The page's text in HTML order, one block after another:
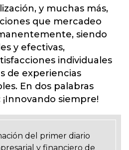
y muchas más,
que mercadeo
siendo
y efectivas,
individuales
de experiencias
En dos palabras
siempre!
del primer diario
y financiero de